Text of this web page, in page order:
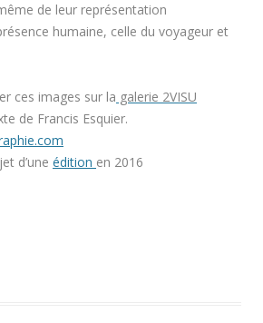
de leur représentation
humaine, celle du voyageur et
ces images sur la galerie 2VISU
de Francis Esquier.
d’une édition en 2016